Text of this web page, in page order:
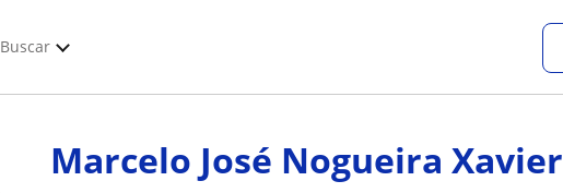
Buscar
Marcelo José Nogueira Xavier